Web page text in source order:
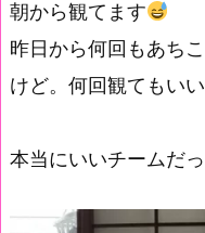
朝から観てます
昨日から何回もあち
けど。何回観てもい
本当にいいチームだっ